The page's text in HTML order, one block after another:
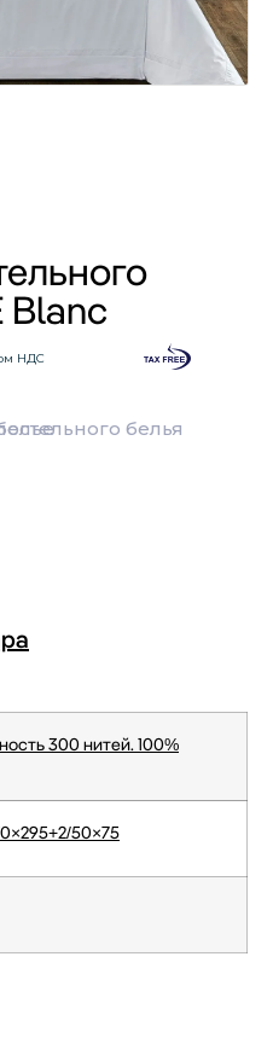
Blanc
НДС
белья
300 нитей. 100%
50×75